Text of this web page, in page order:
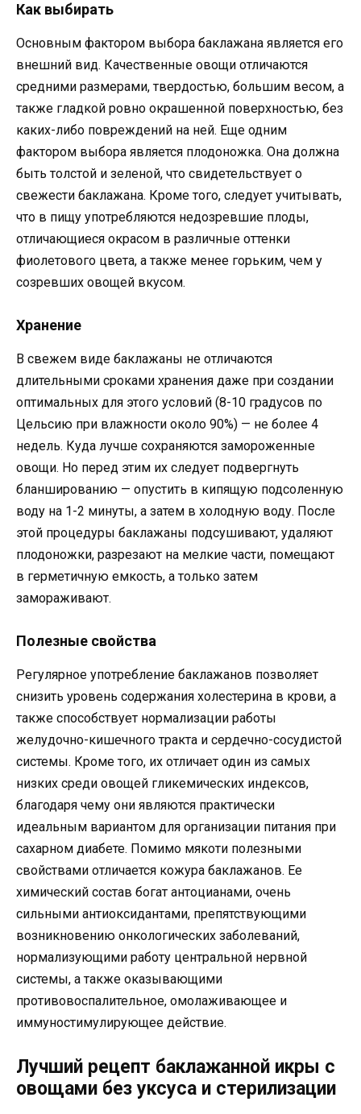
Как выбирать
Основным фактором выбора баклажана является его
внешний вид. Качественные овощи отличаются
средними размерами, твердостью, большим весом, а
также гладкой ровно окрашенной поверхностью, без
каких-либо повреждений на ней. Еще одним
фактором выбора является плодоножка. Она должна
быть толстой и зеленой, что свидетельствует о
свежести баклажана. Кроме того, следует учитывать,
что в пищу употребляются недозревшие плоды,
отличающиеся окрасом в различные оттенки
фиолетового цвета, а также менее горьким, чем у
созревших овощей вкусом.
Хранение
В свежем виде баклажаны не отличаются
длительными сроками хранения даже при создании
оптимальных для этого условий (8-10 градусов по
Цельсию при влажности около 90%) — не более 4
недель. Куда лучше сохраняются замороженные
овощи. Но перед этим их следует подвергнуть
бланшированию — опустить в кипящую подсоленную
воду на 1-2 минуты, а затем в холодную воду. После
этой процедуры баклажаны подсушивают, удаляют
плодоножки, разрезают на мелкие части, помещают
в герметичную емкость, а только затем
замораживают.
Полезные свойства
Регулярное употребление баклажанов позволяет
снизить уровень содержания холестерина в крови, а
также способствует нормализации работы
желудочно-кишечного тракта и сердечно-сосудистой
системы. Кроме того, их отличает один из самых
низких среди овощей гликемических индексов,
благодаря чему они являются практически
идеальным вариантом для организации питания при
сахарном диабете. Помимо мякоти полезными
свойствами отличается кожура баклажанов. Ее
химический состав богат антоцианами, очень
сильными антиоксидантами, препятствующими
возникновению онкологических заболеваний,
нормализующими работу центральной нервной
системы, а также оказывающими
противовоспалительное, омолаживающее и
иммуностимулирующее действие.
Лучший рецепт баклажанной икры с
овощами без уксуса и стерилизации